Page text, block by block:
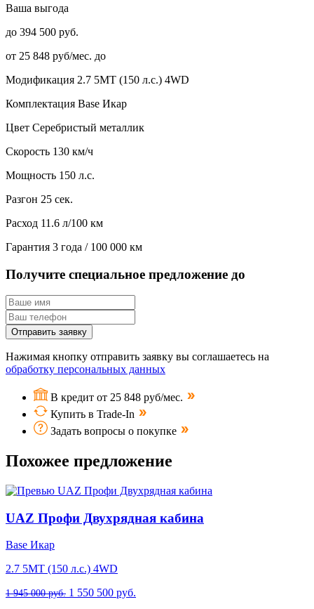
Ваша выгода
до 394 500 руб.
от 25 848 руб/мес. до
Модификация 2.7 5MT (150 л.с.) 4WD
Комплектация Base Икар
Цвет Серебристый металлик
Скорость 130 км/ч
Мощность 150 л.с.
Разгон 25 сек.
Расход 11.6 л/100 км
Гарантия 3 года / 100 000 км
Получите специальное предложение до
Отправить заявку
Нажимая кнопку отправить заявку вы соглашаетесь на
обработку персональных данных
В кредит от 25 848 руб/мес.
Купить в Trade-In
Задать вопросы о покупке
Похожее предложение
UAZ Профи Двухрядная кабина
Base Икар
2.7 5MT (150 л.с.) 4WD
1 945 000 руб. 1 550 500 руб.